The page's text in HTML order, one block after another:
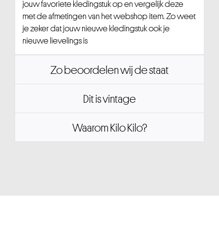
jouw favoriete kledingstuk op en vergelijk deze
met de afmetingen van het webshop item. Zo weet
je zeker dat jouw nieuwe kledingstuk ook je
nieuwe lievelings is
Zo beoordelen wij de staat
Dit is vintage
Waarom Kilo Kilo?